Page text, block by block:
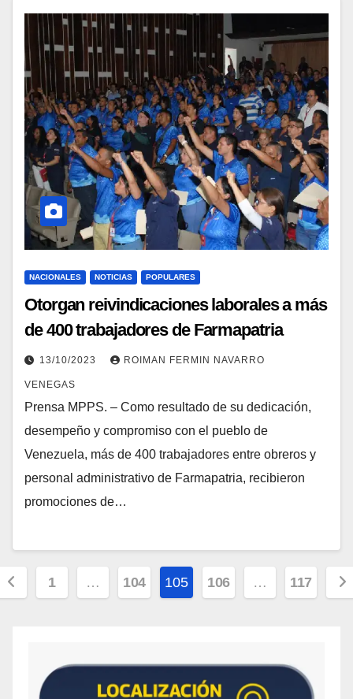
NACIONALES NOTICIAS POPULARES
Otorgan reivindicaciones laborales a más
de 400 trabajadores de Farmapatria
13/10/2023 ROIMAN FERMIN NAVARRO
VENEGAS
Prensa MPPS. – Como resultado de su dedicación,
desempeño y compromiso con el pueblo de
Venezuela, más de 400 trabajadores entre obreros y
personal administrativo de Farmapatria, recibieron
promociones de…
1 … 104 105 106 … 117